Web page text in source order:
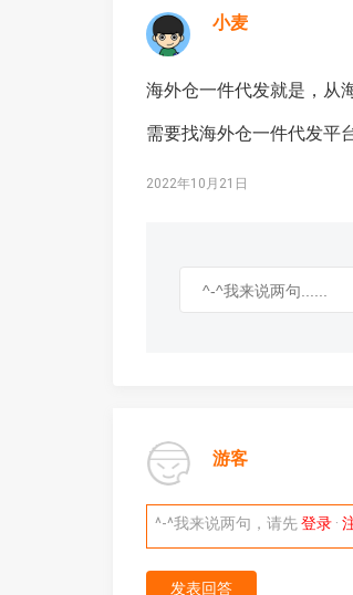
小麦
海外仓一件代发就是，从
需要找海外仓一件代发平
2022年10月21日
游客
^-^我来说两句，请先登录 ·
发表回答